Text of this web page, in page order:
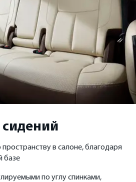
пространству в салоне, благодаря
базе
по углу спинками,